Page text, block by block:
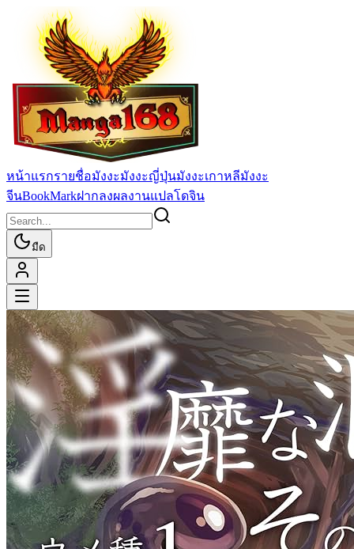
หน้าแรกรายชื่อมังงะมังงะญี่ปุ่นมังงะเกาหลีมังงะ
จีนBookMarkฝากลงผลงานแปลโดจิน
มืด